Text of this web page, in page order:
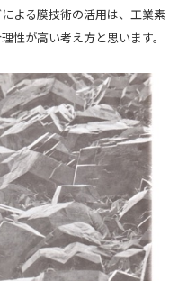
よる膜技術の活用は、工業素
性が高い考え方と思います。